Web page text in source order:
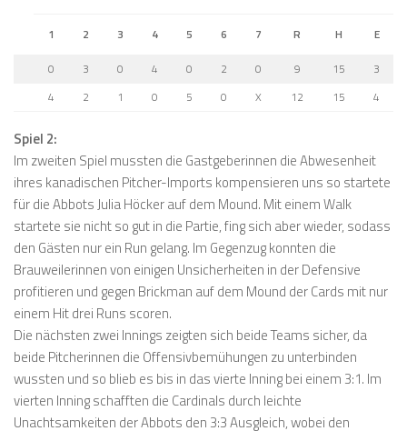
1 2 3 4 5 6 7 R H
E
0
3 0 4 0 2 0 9 15
3
4
2 1 0 5 0 X 12 15 4
Spiel 2:
Im zweiten Spiel mussten die Gastgeberinnen die Abwesenheit
ihres kanadischen Pitcher-Imports kompensieren uns so startete
für die Abbots Julia Höcker auf dem Mound. Mit einem Walk
startete sie nicht so gut in die Partie, fing sich aber wieder, sodass
den Gästen nur ein Run gelang. Im Gegenzug konnten die
Brauweilerinnen von einigen Unsicherheiten in der Defensive
profitieren und gegen Brickman auf dem Mound der Cards mit nur
einem Hit drei Runs scoren.
Die nächsten zwei Innings zeigten sich beide Teams sicher, da
beide Pitcherinnen die Offensivbemühungen zu unterbinden
wussten und so blieb es bis in das vierte Inning bei einem 3:1. Im
vierten Inning schafften die Cardinals durch leichte
Unachtsamkeiten der Abbots den 3:3 Ausgleich, wobei den